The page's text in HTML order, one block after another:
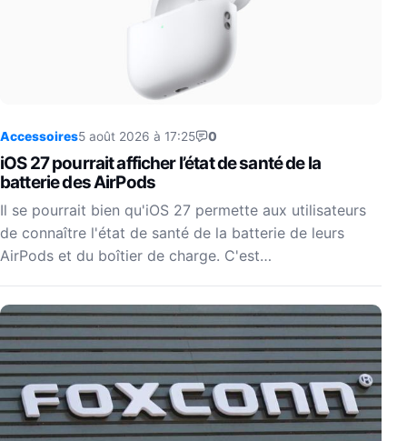
Accessoires5 août 2026 à 17:25 0
iOS 27 pourrait afficher l’état de santé de la
batterie des AirPods
Il se pourrait bien qu'iOS 27 permette aux utilisateurs
de connaître l'état de santé de la batterie de leurs
AirPods et du boîtier de charge. C'est…